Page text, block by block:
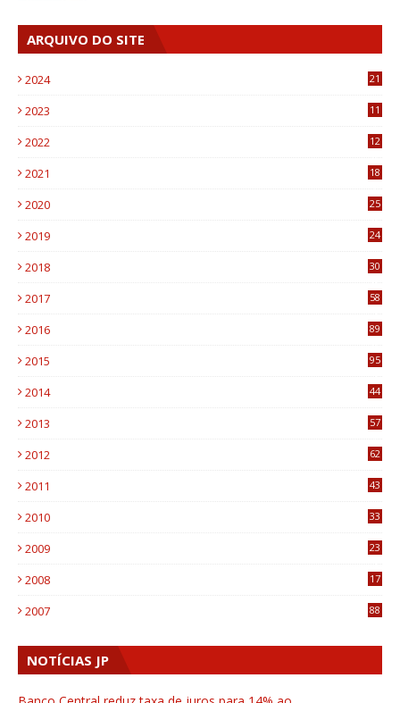
ARQUIVO DO SITE
2024 21
2023
11
2022
12
2021
18
2020
25
2019
24
2018
30
2017
58
2016
89
2015
95
2014
44
2013
57
2012
62
2011
43
2010
33
2009
23
2008
17
2007 88
NOTÍCIAS JP